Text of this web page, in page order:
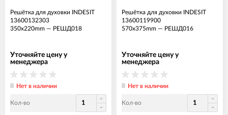
Решётка для духовки INDESIT
13600132303
350x220mm — РЕШД018
Уточняйте цену у
менеджера
Нет в наличии
Кол-во
Решётка для духовки INDESIT
13600119900
570x375mm — РЕШД016
Уточняйте цену у
менеджера
Нет в наличии
Кол-во